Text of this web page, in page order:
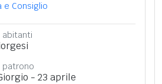
e Consiglio
abitanti
patrono
- 23 aprile